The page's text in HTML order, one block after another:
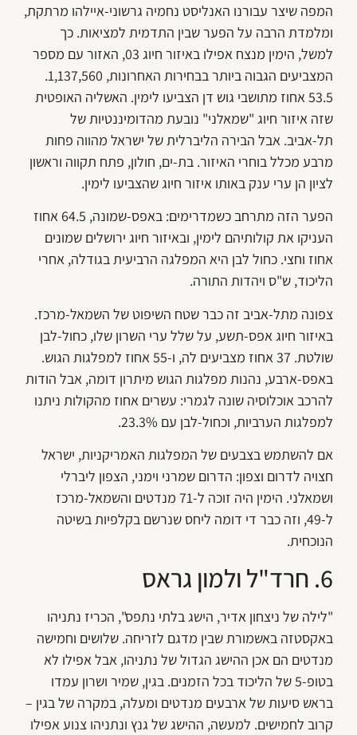
המפה שיצר עבורנו האנליסט נחמיה גרשוני-איילהו מרתקת,
ומלמדת הרבה על הפער שבין התדמית למציאות. כך
למשל, הימין מנצח אפילו באיזור חיוג 03, האזור עם מספר
המצביעים הגבוה ביותר בבחירות האחרונות, 1,137,560.
53.5 אחוז מתושבי גוש דן הצביעו לימין. האשליה האופטית
שזה איזור חיוג "שמאלני" נובעת מהדומיננטיות של
תל-אביב. אבל הבירה הליברלית של ישראל מהווה פחות
מרבע מכלל בוחרי האיזור. בת-ים, חולון, פתח תקווה וראשון
לציון הן ערי ענק באותו איזור חיוג שהצביעו לימין.
הפער הזה מתרחב כשמדרימים: באפס-שמונה, 64.5 אחוז
העניקו את קולותיהם לימין, ובאיזור חיוג ירושלים שמונים
אחוז וחצי. כחול לבן היא המפלגה הרביעית בגודלה, אחרי
הליכוד, ש"ס ויהדות התורה.
צפונה מתל-אביב זה כבר שטח השיפוט של השמאל-מרכז.
באיזור חיוג אפס-תשע, על שלל ערי השרון שלו, כחול-לבן
שולטת. 37 אחוז מצביעים לה, ו-55 אחוז למפלגות הגוש.
באפס-ארבע, נהנות מפלגות הגוש מיתרון דומה, אבל הודות
להרכב אוכלוסיה שונה לגמרי: עשרים אחוז מהקולות ניתנו
למפלגות הערביות, וכחול-לבן עם 23.3%.
אם להשתמש בצבעים של המפלגות האמריקניות, ישראל
חצויה לדרום וצפון: הדרום שמרני וימני, הצפון ליברלי
ושמאלני. הימין היה זוכה ל-71 מנדטים והשמאל-מרכז
ל-49, וזה כבר די דומה ליחס שנרשם בקלפיות בשיטה
הנוכחית.
6. חרד"ל ולמון גראס
"לילה של ניצחון אדיר, הישג בלתי נתפס", הכריז נתניהו
באקסטזה באשמורת שבין מדגם לזריחה. שלושים וחמישה
מנדטים הם אכן ההישג הגדול של נתניהו, אבל אפילו לא
בטופ-5 של הליכוד בכל הזמנים. בגין, שמיר ושרון עמדו
בראש סיעות של ארבעים מנדטים ומעלה, במקרה של בגין –
קרוב לחמישים. למעשה, ההישג של גנץ ונתניהו צנוע אפילו